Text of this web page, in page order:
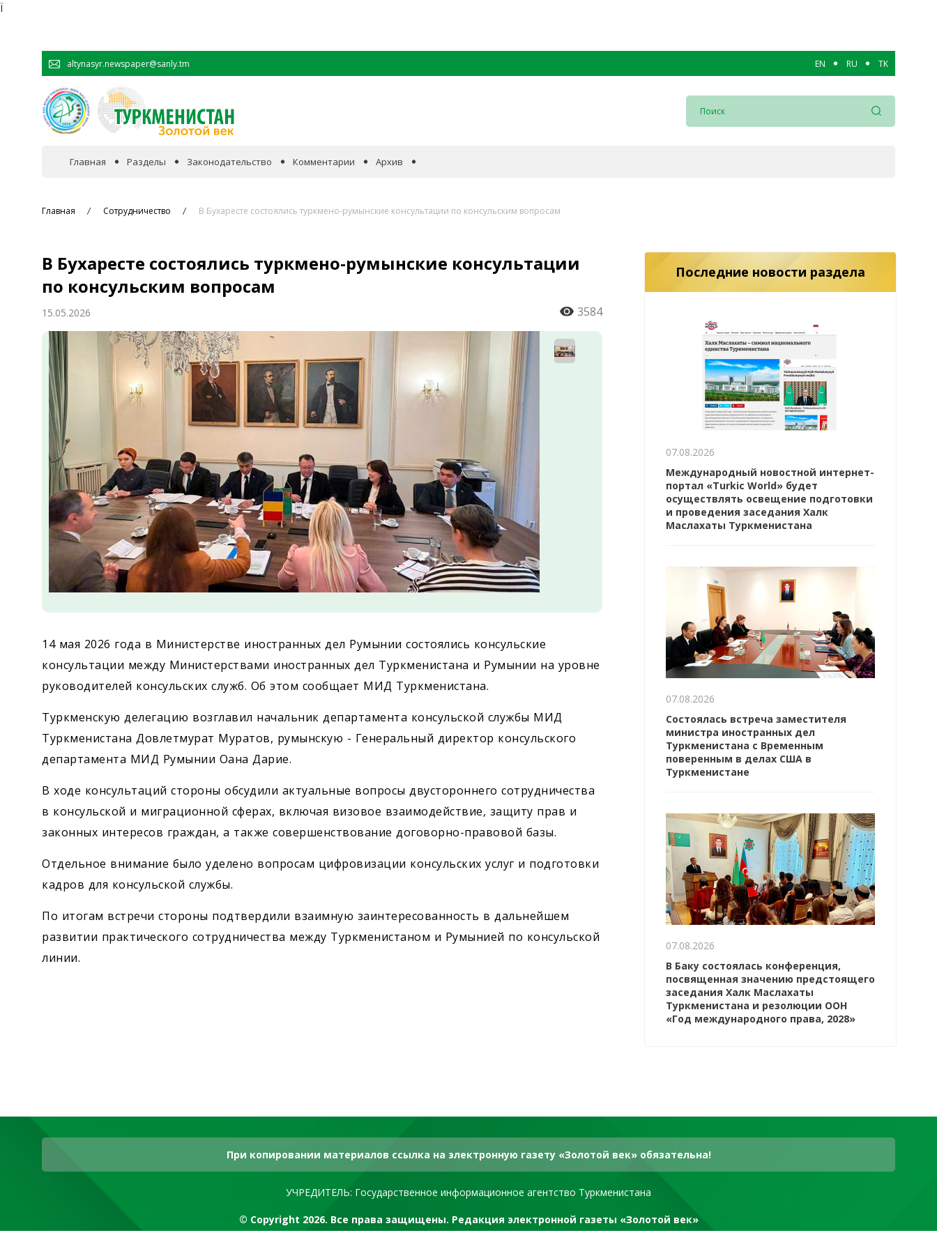
Ï
altynasyr.newspaper@sanly.tm EN RU TK
Главная Разделы
Общество
Культура
Спорт
Законодательство Комментарии Архив
Главная Сотрудничество В Бухаресте состоялись туркмено-румынские консультации по консульским вопросам
В Бухаресте состоялись туркмено-румынские консультации
по консульским вопросам
15.05.2026 3584
14 мая 2026 года в Министерстве иностранных дел Румынии состоялись консульские
консультации между Министерствами иностранных дел Туркменистана и Румынии на уровне
руководителей консульских служб. Об этом сообщает МИД Туркменистана.
Туркменскую делегацию возглавил начальник департамента консульской службы МИД
Туркменистана Довлетмурат Муратов, румынскую - Генеральный директор консульского
департамента МИД Румынии Оана Дарие.
В ходе консультаций стороны обсудили актуальные вопросы двустороннего сотрудничества
в консульской и миграционной сферах, включая визовое взаимодействие, защиту прав и
законных интересов граждан, а также совершенствование договорно-правовой базы.
Отдельное внимание было уделено вопросам цифровизации консульских услуг и подготовки
кадров для консульской службы.
По итогам встречи стороны подтвердили взаимную заинтересованность в дальнейшем
развитии практического сотрудничества между Туркменистаном и Румынией по консульской
линии.
Последние новости раздела
07.08.2026
Международный новостной интернет-
портал «Turkic World» будет
осуществлять освещение подготовки
и проведения заседания Халк
Маслахаты Туркменистана
07.08.2026
Состоялась встреча заместителя
министра иностранных дел
Туркменистана с Временным
поверенным в делах США в
Туркменистане
07.08.2026
В Баку состоялась конференция,
посвященная значению предстоящего
заседания Халк Маслахаты
Туркменистана и резолюции ООН
«Год международного права, 2028»
При копировании материалов ссылка на электронную газету «Золотой век» обязательна!
УЧРЕДИТЕЛЬ: Государственное информационное агентство Туркменистана
© Copyright 2026. Все права защищены. Редакция электронной газеты «Золотой век»